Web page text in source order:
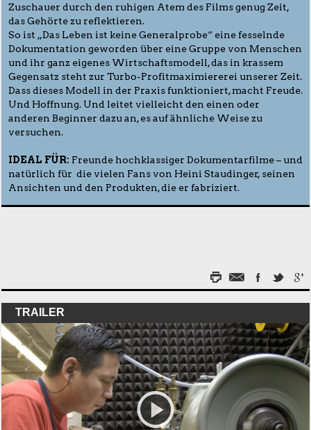
Zuschauer durch den ruhigen Atem des Films genug Zeit,
das Gehörte zu reflektieren.
So ist „Das Leben ist keine Generalprobe“ eine fesselnde
Dokumentation geworden über eine Gruppe von Menschen
und ihr ganz eigenes Wirtschaftsmodell, das in krassem
Gegensatz steht zur Turbo-Profitmaximiererei unserer Zeit.
Dass dieses Modell in der Praxis funktioniert, macht Freude.
Und Hoffnung. Und leitet vielleicht den einen oder
anderen Beginner dazu an, es auf ähnliche Weise zu
versuchen.
IDEAL FÜR: Freunde hochklassiger Dokumentarfilme – und
natürlich für die vielen Fans von Heini Staudinger, seinen
Ansichten und den Produkten, die er fabriziert.
TRAILER